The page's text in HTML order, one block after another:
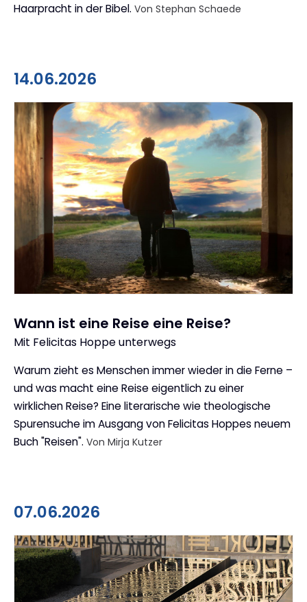
Haarpracht in der Bibel. Von Stephan Schaede
14.06.2026
Wann ist eine Reise eine Reise?
:
Mit Felicitas Hoppe unterwegs
Warum zieht es Menschen immer wieder in die Ferne –
und was macht eine Reise eigentlich zu einer
wirklichen Reise? Eine literarische wie theologische
Spurensuche im Ausgang von Felicitas Hoppes neuem
Buch "Reisen". Von Mirja Kutzer
07.06.2026